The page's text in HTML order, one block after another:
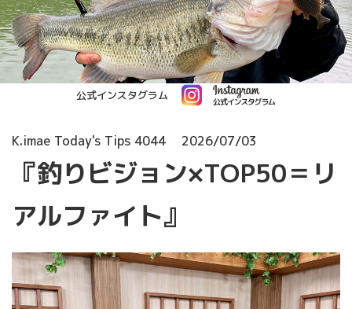
公式インスタグラム
K.imae Today's Tips 4044 2026/07/03
『釣りビジョン×TOP50＝リ
アルファイト』